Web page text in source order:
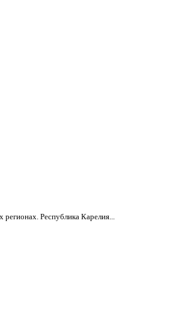
Республика Карелия...